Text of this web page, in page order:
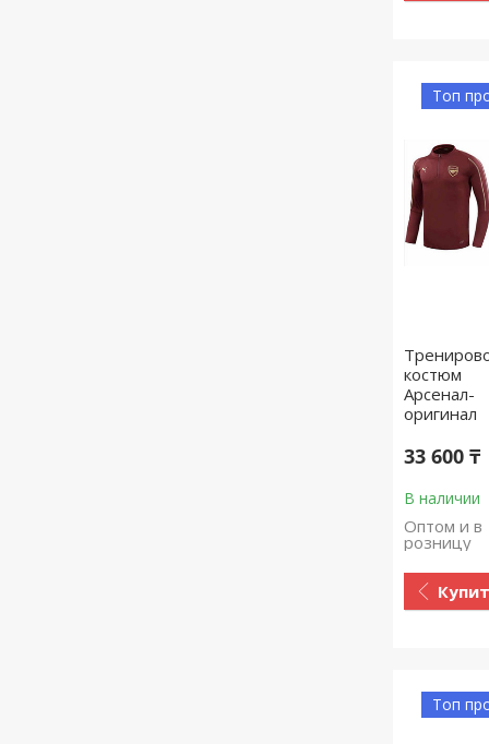
Топ
костюм
Арсенал-
оригинал
33 600 ₸
В наличии
Оптом и в
розницу
Топ